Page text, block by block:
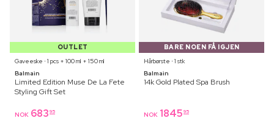
OUTLET
Gaveeske ⋅ 1 pcs + 100 ml + 150 ml
Balmain
Limited Edition Muse De La Fete
Styling Gift Set
NOK 683 95
BARE NOEN FÅ IGJEN
Hårbørste ⋅ 1 stk
Balmain
14k Gold Plated Spa Brush
NOK 1845 95